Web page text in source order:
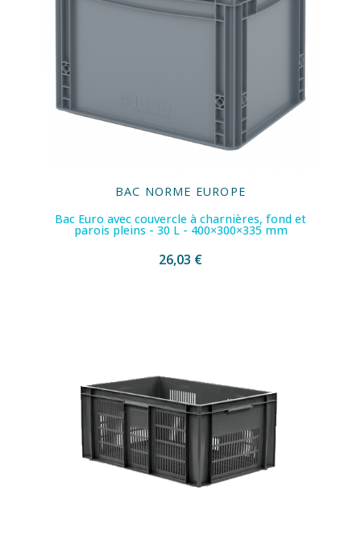
BAC NORME EUROPE
Bac Euro avec couvercle à charnières, fond et
parois pleins - 30 L - 400×300×335 mm
26,03 €